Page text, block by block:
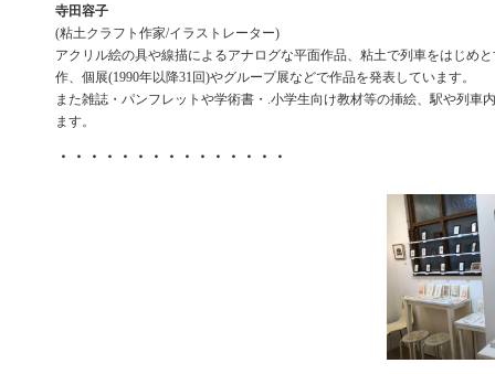
寺田容子
(粘土クラフト作家/イラストレーター)
アクリル絵の具や線描によるアナログな平面作品、粘土で列車をはじめ
作、個展(1990年以降31回)やグループ展などで作品を発表しています。
また雑誌・パンフレットや学術書・.小学生向け教材等の挿絵、駅や列車
ます。
・・・・・・・・・・・・・・・